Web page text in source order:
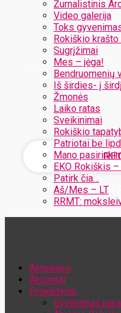
Žurnalistinis
Video galerija
Toks
Rokiškio
Sugrįžimai
Mes – jėga!
Bendruomenių
Iš širdies- į širdį
Žmonės
Laiko ratas
Sveikinimai
Rokiškio
Patriotai be
Mano
EKO Rokiškis
Patirk čia…
Aš/Mes – LT
RRMT:
Jūsų slaptažodis
Aktualijos
Akcentai
Projektiniai
Gyvenimas